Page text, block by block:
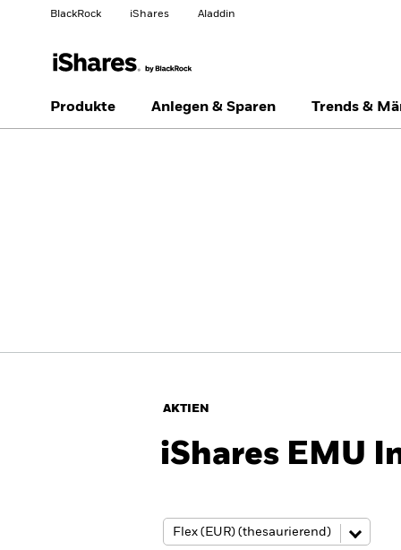
BlackRock iShares Aladdin
Land ändern
Produkte Anlegen & Sparen Trends &
AKTIEN
iShares EMU